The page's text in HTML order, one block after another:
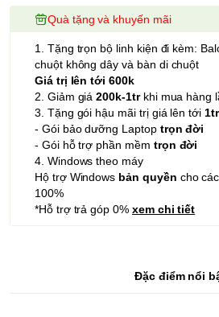
Quà tặng và khuyến mãi
1. Tặng trọn bộ linh kiện đi kèm:
chuột không dây và bàn di chuột
Giá trị lên tới 600k
2. Giảm giá200k-1trkhi mua hàng
3. Tặng gói hậu mãi trị giá lên tới
- Gói bảo dưỡng Laptop trọn đời
- Gói hỗ trợ phần mềm trọn đời
4. Windows theo máy
Hộ trợ Windows bản quyền cho
100%
*Hỗ trợ trả góp 0% xem chi tiết
Đặc điểm nổi